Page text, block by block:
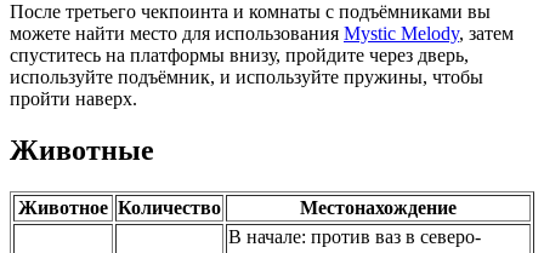
После третьего чекпоинта и комнаты с подъёмниками вы
можете найти место для использования Mystic Melody, затем
спуститесь на платформы внизу, пройдите через дверь,
используйте подъёмник, и используйте пружины, чтобы
пройти наверх.
Животные
Животное Количество
Местонахождение
В начале: против ваз в северо-